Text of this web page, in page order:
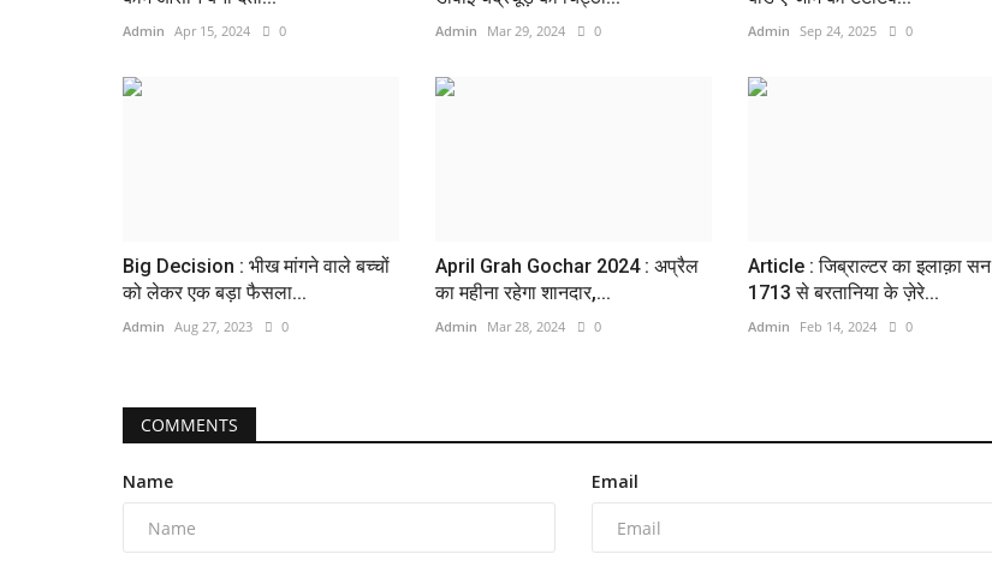
Admin Apr 15, 2024 0 Admin Mar 29, 2024 0 Admin Sep 24, 2025 0
Big Decision : भीख मांगने वाले बच्चों
को लेकर एक बड़ा फैसला...
Admin Aug 27, 2023 0
April Grah Gochar 2024 : अप्रैल
का महीना रहेगा शानदार,...
Admin Mar 28, 2024 0
Article : जिब्राल्टर का इलाक़ा सन
1713 से बरतानिया के ज़ेरे...
Admin Feb 14, 2024 0
COMMENTS
Name Email